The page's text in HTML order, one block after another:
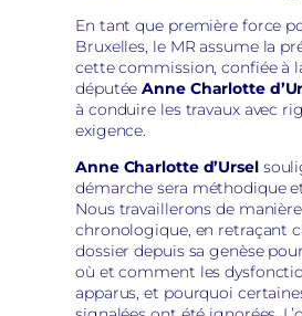
En tant que première force
Bruxelles, le MR assume la
cette commission, confiée à
députéeAnne Charlotte
à conduire les travaux avec
exigence.
Anne Charlotte d’Ursel
démarche sera méthodique
Nous travaillerons de manière
chronologique, en retraçant
dossier depuis sa genèse
où et comment les
apparus, et pourquoi